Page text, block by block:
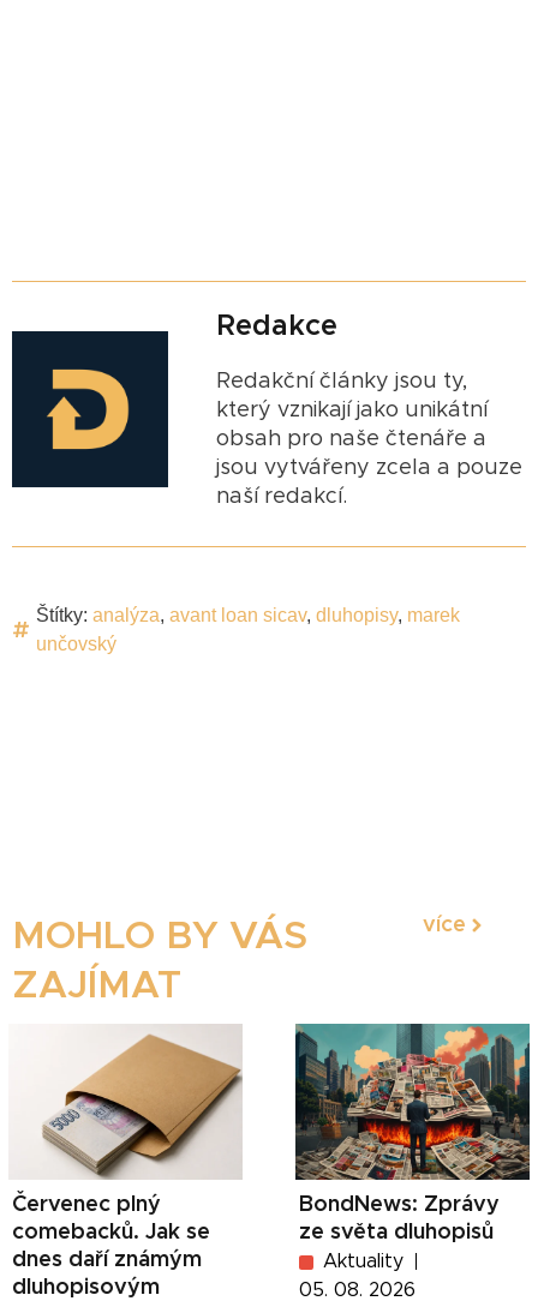
Redakce
Redakční články jsou ty,
který vznikají jako unikátní
obsah pro naše čtenáře a
jsou vytvářeny zcela a pouze
naší redakcí.
Štítky: analýza, avant loan sicav, dluhopisy, marek
unčovský
MOHLO BY VÁS
ZAJÍMAT
více
Červenec plný
comebacků. Jak se
dnes daří známým
dluhopisovým
BondNews: Zprávy
ze světa dluhopisů
Aktuality
05. 08. 2026